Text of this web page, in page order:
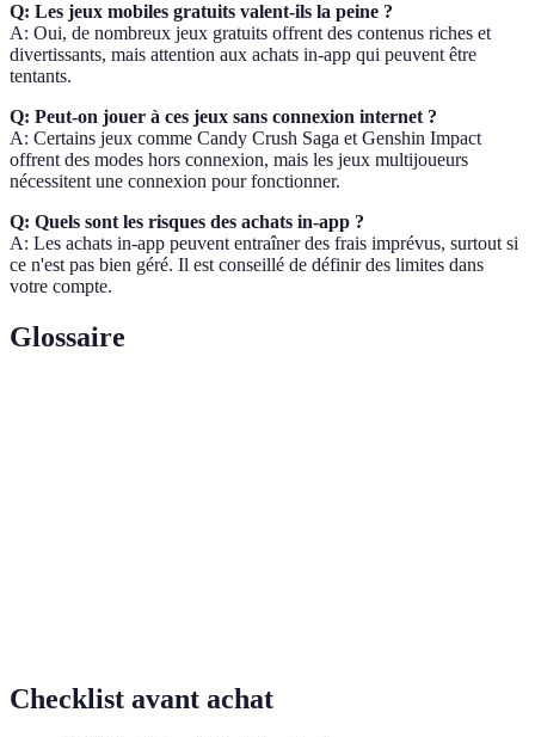
Q: Les jeux mobiles gratuits valent-ils la peine ?
A: Oui, de nombreux jeux gratuits offrent des contenus riches et
divertissants, mais attention aux achats in-app qui peuvent être
tentants.
Q: Peut-on jouer à ces jeux sans connexion internet ?
A: Certains jeux comme Candy Crush Saga et Genshin Impact
offrent des modes hors connexion, mais les jeux multijoueurs
nécessitent une connexion pour fonctionner.
Q: Quels sont les risques des achats in-app ?
A: Les achats in-app peuvent entraîner des frais imprévus, surtout si
ce n'est pas bien géré. Il est conseillé de définir des limites dans
votre compte.
Glossaire
Checklist avant achat